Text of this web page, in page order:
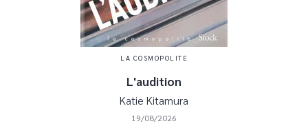
LA COSMOPOLITE
L'audition
Katie Kitamura
19/08/2026